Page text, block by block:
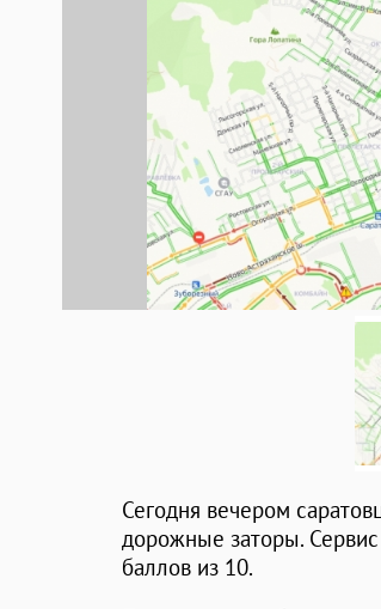
Сегодня вечером
дорожные заторы.
баллов из 10.